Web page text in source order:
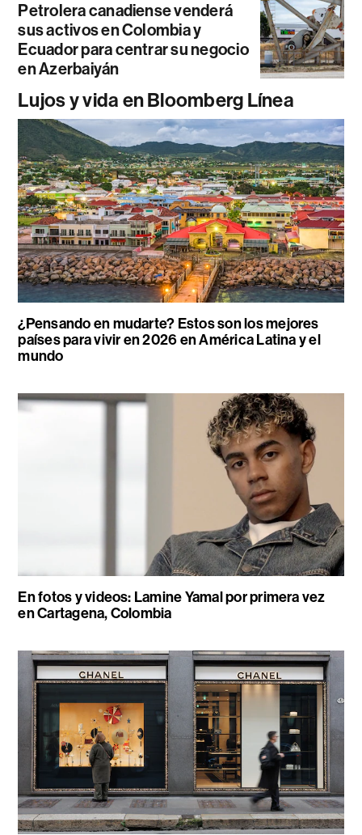
Petrolera canadiense venderá
sus activos en Colombia y
Ecuador para centrar su negocio
en Azerbaiyán
Lujos y vida en Bloomberg Línea
¿Pensando en mudarte? Estos son los mejores
países para vivir en 2026 en América Latina y el
mundo
En fotos y videos: Lamine Yamal por primera vez
en Cartagena, Colombia